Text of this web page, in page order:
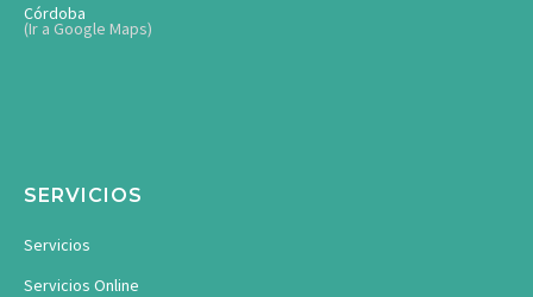
Córdoba
(Ir a Google Maps)
SERVICIOS
Servicios
Servicios Online